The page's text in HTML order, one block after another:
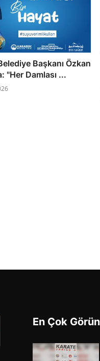
Başkanı Özkan
"Her Damlası ...
En Çok